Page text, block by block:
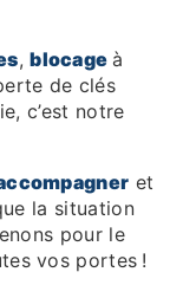
,blocage à
de clés
c’est notre
et
la situation
pour le
vos portes !